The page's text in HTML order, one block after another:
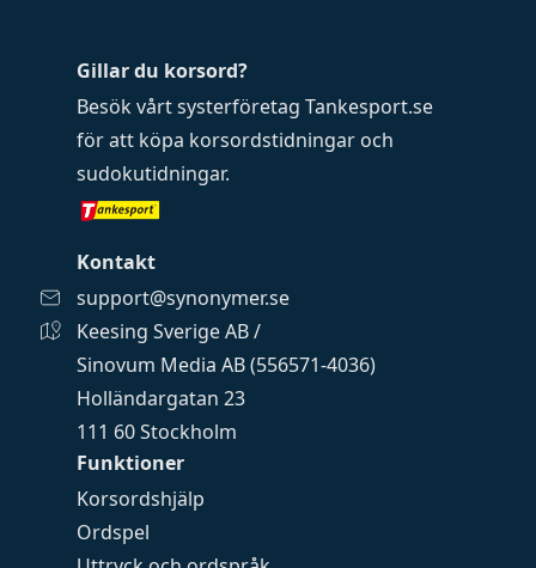
Funktioner
Korsordshjälp
Ordspel
Gillar du korsord?
Besök vårt systerföretag Tankesport.se
för att köpa korsordstidningar och
sudokutidningar.
Kontakt
support@synonymer.se
Keesing Sverige AB /
Sinovum Media AB (556571-4036)
Holländargatan 23
111 60 Stockholm